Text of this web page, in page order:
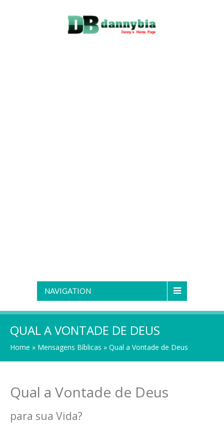
NAVIGATION
QUAL A VONTADE DE DEUS
Home » Mensagens Bíblicas » Qual a Vontade de Deus
Qual a Vontade de Deus
para sua Vida?